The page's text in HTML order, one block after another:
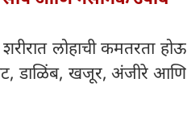
लोहाची कमतरता होऊ
डाळिंब, खजूर, अंजीरे आणि